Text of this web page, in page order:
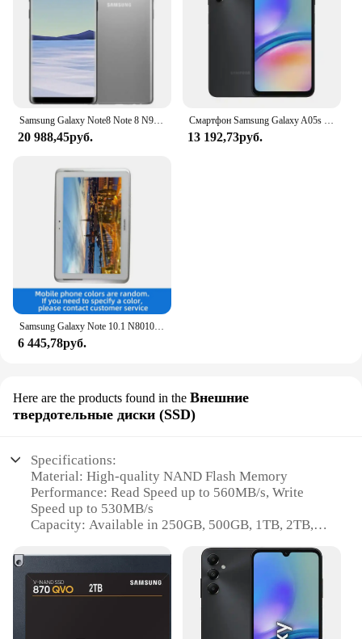
20 988,45руб. 13 192,73руб.
6 445,78руб.
Here are the products found in the Внешние
твердотельные диски (SSD)
Specifications:
Material: High-quality NAND Flash Memory
Performance: Read Speed up to 560MB/s, Write
Speed up to 530MB/s
Capacity: Available in 250GB, 500GB, 1TB, 2TB,
Compatibility: Supports Windows 10, 8, 7, and Mac
OS X 10.10 and later
Reliability: MTBF (Mean Time Between Failures) of